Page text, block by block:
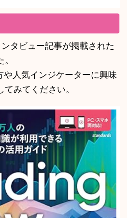
タビュー記事が掲載された
人気インジケーターに興味
みてください。